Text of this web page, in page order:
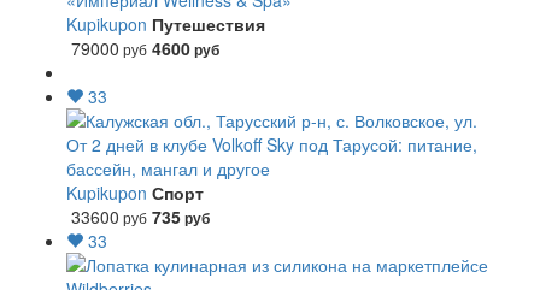
Kupikupon Путешествия
79000 руб 4600руб
33
От 2 дней в клубе Volkoff Sky под Тарусой: питание,
бассейн, мангал и другое
Kupikupon Спорт
33600 руб 735руб
33